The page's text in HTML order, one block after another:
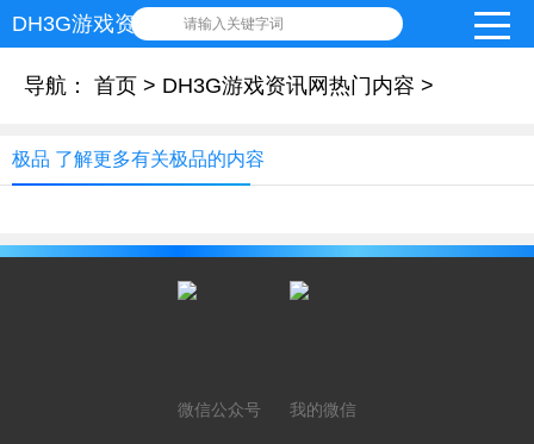
DH3G游戏资讯网 请输入关键字词
导航： 首页 > DH3G游戏资讯网热门内容 >
极品 了解更多有关极品的内容
微信公众号 我的微信